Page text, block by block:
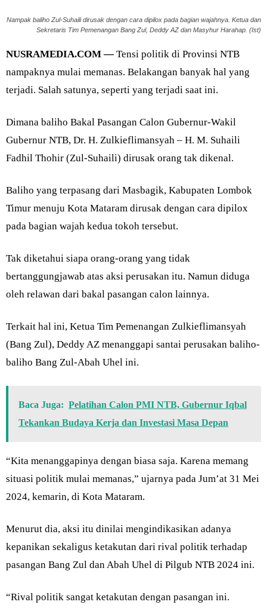
Nampak baliho Zul-Suhaili dirusak dengan cara dipilox pada bagian wajahnya. Ketua dan
Sekretaris Tim Pemenangan Bang Zul, Deddy AZ dan Masyhur Harahap. (Ist)
NUSRAMEDIA.COM —Tensi politik di Provinsi NTB
nampaknya mulai memanas. Belakangan banyak hal yang
terjadi. Salah satunya, seperti yang terjadi saat ini.
Dimana baliho Bakal Pasangan Calon Gubernur-Wakil
Gubernur NTB, Dr. H. Zulkieflimansyah – H. M. Suhaili
Fadhil Thohir (Zul-Suhaili) dirusak orang tak dikenal.
Baliho yang terpasang dari Masbagik, Kabupaten Lombok
Timur menuju Kota Mataram dirusak dengan cara dipilox
pada bagian wajah kedua tokoh tersebut.
Tak diketahui siapa orang-orang yang tidak
bertanggungjawab atas aksi perusakan itu. Namun diduga
oleh relawan dari bakal pasangan calon lainnya.
Terkait hal ini, Ketua Tim Pemenangan Zulkieflimansyah
(Bang Zul), Deddy AZ menanggapi santai perusakan baliho-
baliho Bang Zul-Abah Uhel ini.
Baca Juga: Pelatihan Calon PMI NTB, Gubernur Iqbal
Tekankan Budaya Kerja dan Investasi Masa Depan
“Kita menanggapinya dengan biasa saja. Karena memang
situasi politik mulai memanas,” ujarnya pada Jum’at 31 Mei
2024, kemarin, di Kota Mataram.
Menurut dia, aksi itu dinilai mengindikasikan adanya
kepanikan sekaligus ketakutan dari rival politik terhadap
pasangan Bang Zul dan Abah Uhel di Pilgub NTB 2024 ini.
“Rival politik sangat ketakutan dengan pasangan ini.